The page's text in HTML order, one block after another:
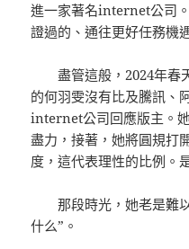
進一家著名internet公司
證過的、通往更好任務機
盡管這般，2024年春
的何羽雯沒有比及騰訊、
internet公司回應版主。
盡力，接著，她將圓規打
度，這代表理性的比例。
那段時光，她老是難
什么”。